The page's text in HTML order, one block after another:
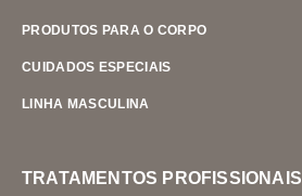
PRODUTOS PARA O CORPO
CUIDADOS ESPECIAIS
LINHA MASCULINA
TRATAMENTOS PROFISSIONAIS